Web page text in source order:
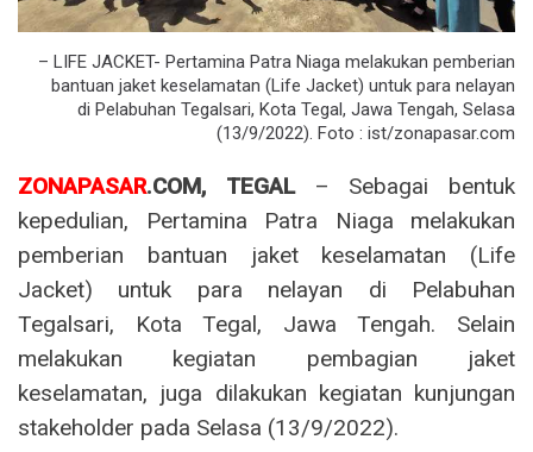
– LIFE JACKET- Pertamina Patra Niaga melakukan pemberian
bantuan jaket keselamatan (Life Jacket) untuk para nelayan
di Pelabuhan Tegalsari, Kota Tegal, Jawa Tengah, Selasa
(13/9/2022). Foto : ist/zonapasar.com
ZONAPASAR.COM, TEGAL– Sebagai bentuk
kepedulian, Pertamina Patra Niaga melakukan
pemberian bantuan jaket keselamatan (Life
Jacket) untuk para nelayan di Pelabuhan
Tegalsari, Kota Tegal, Jawa Tengah. Selain
melakukan kegiatan pembagian jaket
keselamatan, juga dilakukan kegiatan kunjungan
stakeholder pada Selasa (13/9/2022).